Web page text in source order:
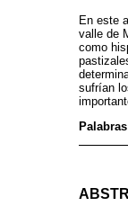
En este
valle de
como
sufrían